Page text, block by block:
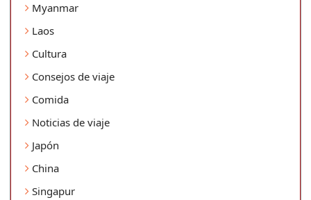
Myanmar
Laos
Cultura
Consejos de viaje
Comida
Noticias de viaje
Japón
China
Singapur